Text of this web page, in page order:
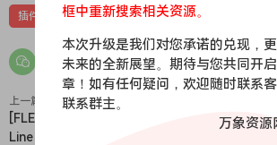
your song like a traditional synth.
&&& Legit ProTools
🏠 HomePage
插件 效果器
上一篇
[FLEX预置电子舞曲陷阱] Image-
Line – Drift Phonk (FLEX)-
框中重新搜索相关资源。
本次升级是我们对您承诺的兑现，
未来的全新展望。期待与您共同开
章！如有任何疑问，欢迎随时联系
联系群主。
万象资源